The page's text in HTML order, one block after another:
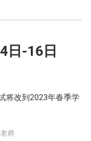
日-16日
将改到2023年春季学
师